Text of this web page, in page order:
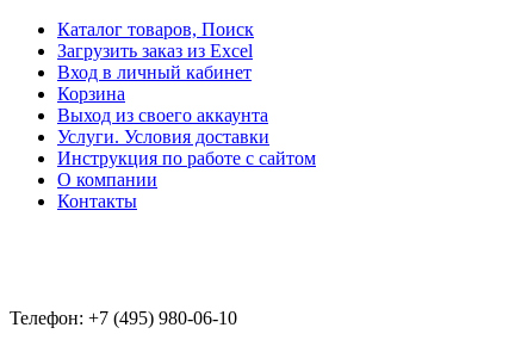
Каталог товаров, Поиск
Загрузить заказ из Excel
Вход в личный кабинет
Корзина
Выход из своего аккаунта
Услуги. Условия доставки
Инструкция по работе с сайтом
О компании
Контакты
Телефон: +7 (495) 980-06-10